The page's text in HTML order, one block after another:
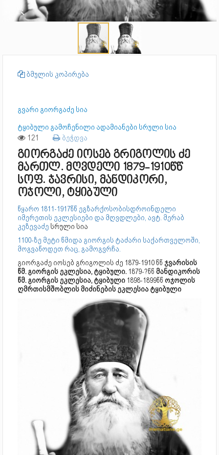
ბმულის კოპირება
გვარი გიორგაძე სია
ტყიბული გამოჩენილი ადამიანები სრული სია
121 ბეჭდვა
გიორგაძე იოსებ გრიგოლის ძე
მართლ. მღვდელი 1879-1910წწ
სოფ. ჯავრისი, მანდიკორი,
ოჯოლი, ტყიბული
წყარო 1811-1917წწ ეგზარქოსობისდროინდელი
იმერეთის ეკლესიები და მღვდლები, ავტ. მერაბ
კეზევაძე სრული სია
1100-ზე მეტი წმიდა გიორგის ტაძარი საქართველოში,
მოგვაწოდეთ რაც, გამოგვრჩა.
გიორგაძე იოსებ გრიგოლის ძე 1879-1910 წწ ჯვარისის
წმ. გიორგის ეკლესია, ტყიბული. 1879-?წწ მანდიკორის
წმ. გიორგის ეკლესია, ტყიბული 1898-1899წწ ოჯოლის
ღმრთისმშობლის მიძინების ეკლესია ტყიბული